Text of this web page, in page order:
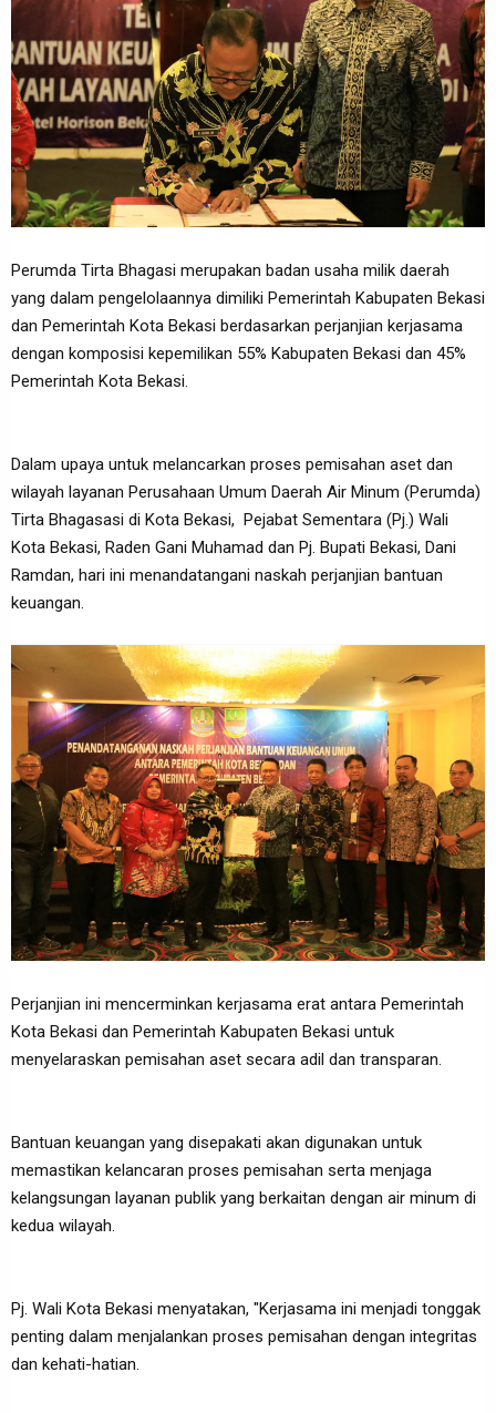
Perumda Tirta Bhagasi merupakan badan usaha milik daerah
yang dalam pengelolaannya dimiliki Pemerintah Kabupaten Bekasi
dan Pemerintah Kota Bekasi berdasarkan perjanjian kerjasama
dengan komposisi kepemilikan 55% Kabupaten Bekasi dan 45%
Pemerintah Kota Bekasi.
Dalam upaya untuk melancarkan proses pemisahan aset dan
wilayah layanan Perusahaan Umum Daerah Air Minum (Perumda)
Tirta Bhagasasi di Kota Bekasi, Pejabat Sementara (Pj.) Wali
Kota Bekasi, Raden Gani Muhamad dan Pj. Bupati Bekasi, Dani
Ramdan, hari ini menandatangani naskah perjanjian bantuan
keuangan.
Perjanjian ini mencerminkan kerjasama erat antara Pemerintah
Kota Bekasi dan Pemerintah Kabupaten Bekasi untuk
menyelaraskan pemisahan aset secara adil dan transparan.
Bantuan keuangan yang disepakati akan digunakan untuk
memastikan kelancaran proses pemisahan serta menjaga
kelangsungan layanan publik yang berkaitan dengan air minum di
kedua wilayah.
Pj. Wali Kota Bekasi menyatakan, "Kerjasama ini menjadi tonggak
penting dalam menjalankan proses pemisahan dengan integritas
dan kehati-hatian.